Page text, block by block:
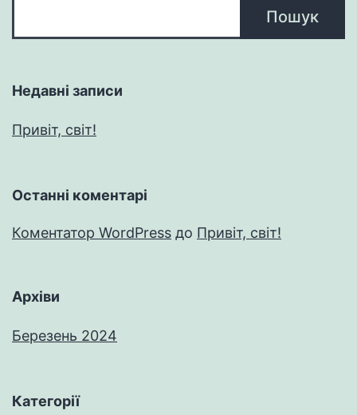
Пошук
Недавні записи
Привіт, світ!
Останні коментарі
Коментатор WordPress до Привіт, світ!
Архіви
Березень 2024
Категорії